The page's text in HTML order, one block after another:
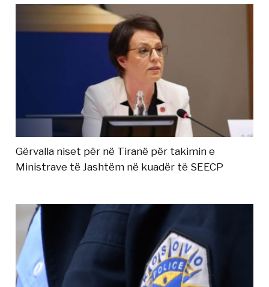
Gërvalla niset për në Tiranë për takimin e
Ministrave të Jashtëm në kuadër të SEECP